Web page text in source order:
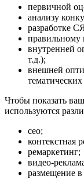
первичной
анализу
разработке
правильному
внутренней
т.д.);
внешней
тематических
Чтобы показать
используются
сео;
контекстная
ремаркетинг;
видео-
размещение в